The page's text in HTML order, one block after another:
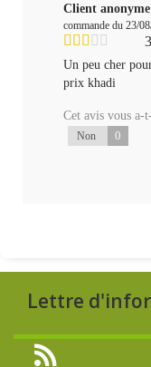
Client anonyme
commande du 23/
Un peu cher
prix khadi
Cet avis vous a-
Non 0
Lettre